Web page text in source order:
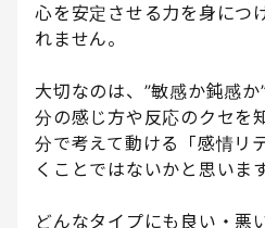
心を安定させる力を身につ
れません。
大切なのは、”敏感か鈍感
分の感じ方や反応のクセを
分で考えて動ける「感情リ
くことではないかと思います
どんなタイプにも良い・悪